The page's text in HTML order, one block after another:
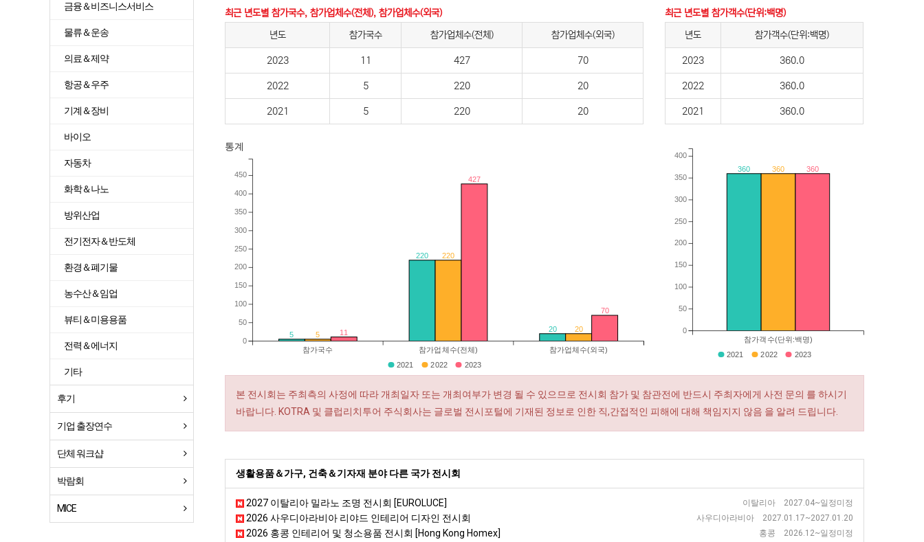
최근 년도별 참가국수, 참가업체수(전체), 참가업체수(외국)
년도
참가국수 참가업체수(전체) 참가업체수(외국)
2023 11 427 70
2022 5 220 20
2021 5 220 20
최근 년도별 참가객수(단위:백명)
년도
참가객수(단위:백명)
2023 360.0
2022 360.0
2021 360.0
통계
5
220
20
5
220
20
11
427
70
참가국수 참가업체수(전체) 참가업체수(외국)
0
50
100
150
200
250
300
350
400
450
2021 2022 2023
360 360 360
참가객수(단위:백명)
0
50
100
150
200
250
300
350
400
2021 2022 2023
본 전시회는 주최측의 사정에 따라 개최일자 또는 개최여부가 변경 될 수 있으므로 전시회 참가 및 참관전에 반드시 주최자에게 사전 문의 를 하시기
바랍니다. KOTRA 및 클럽리치투어 주식회사는 글로벌 전시포털에 기재된 정보로 인한 직,간접적인 피해에 대해 책임지지 않음 을 알려 드립니다.
생활용품＆가구, 건축＆기자재 분야 다른 국가 전시회
이탈리아 2027.04~일정미정
2027 이탈리아 밀라노 조명 전시회 [EUROLUCE]
사우디아라비아 2027.01.17~2027.01.20
2026 사우디아라비아 리야드 인테리어 디자인 전시회
홍콩 2026.12~일정미정
2026 홍콩 인테리어 및 청소용품 전시회 [Hong Kong Homex]
금융＆비즈니스서비스
물류＆운송
의료＆제약
항공＆우주
기계＆장비
바이오
자동차
화학＆나노
방위산업
전기전자＆반도체
환경＆폐기물
농수산＆임업
뷰티＆미용용품
전력＆에너지
기타
후기
기업 출장연수
단체 워크샵
박람회
MICE